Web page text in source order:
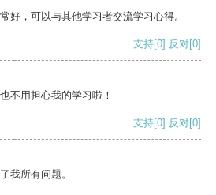
好，可以与其他学习者交流学习心得。
支持[0] 反对[0]
不用担心我的学习啦！
支持[0] 反对[0]
我所有问题。